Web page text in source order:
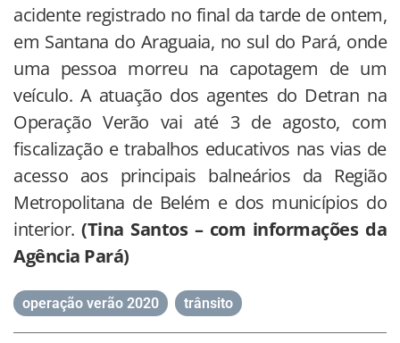
acidente registrado no final da tarde de ontem,
em Santana do Araguaia, no sul do Pará, onde
uma pessoa morreu na capotagem de um
veículo. A atuação dos agentes do Detran na
Operação Verão vai até 3 de agosto, com
fiscalização e trabalhos educativos nas vias de
acesso aos principais balneários da Região
Metropolitana de Belém e dos municípios do
interior.(Tina Santos – com informações da
Agência Pará)
operação verão 2020 trânsito